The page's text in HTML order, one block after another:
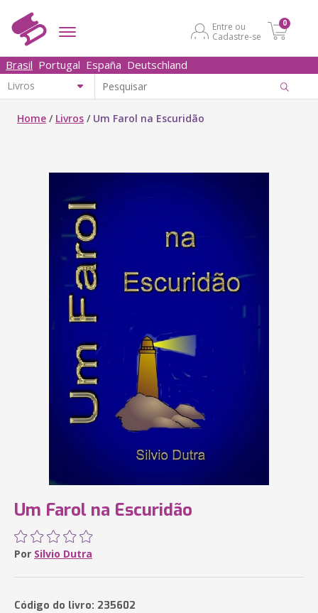
Entre ou
Cadastre-se
0
Brasil Portugal España Deutschland
Home / Livros / Um Farol na Escuridão
Um Farol na Escuridão
Por Silvio Dutra
Código do livro: 235602